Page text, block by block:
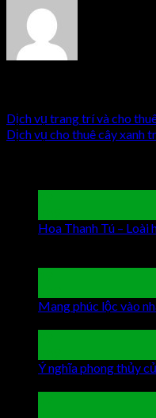
Dịch vụ trang trí và cho
Dịch vụ cho thuê cây
Hoa Thanh Tú –
Mang phúc lộc vào
Ý nghĩa phong thủy